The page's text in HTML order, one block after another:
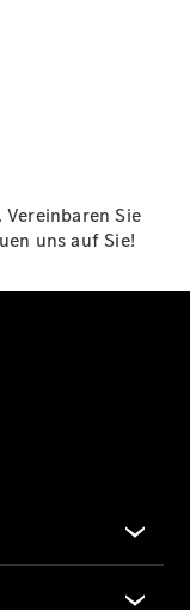
Sie
uns auf Sie!